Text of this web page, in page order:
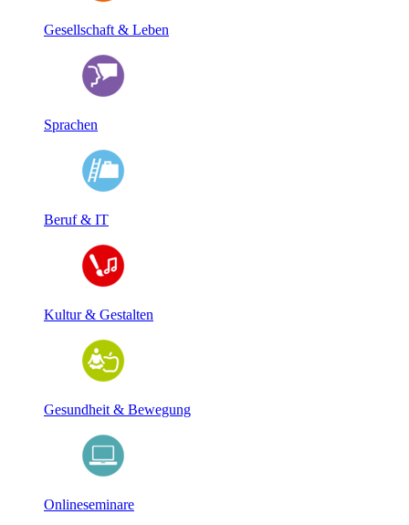
Gesellschaft & Leben
Sprachen
Beruf & IT
Kultur & Gestalten
Gesundheit & Bewegung
Onlineseminare